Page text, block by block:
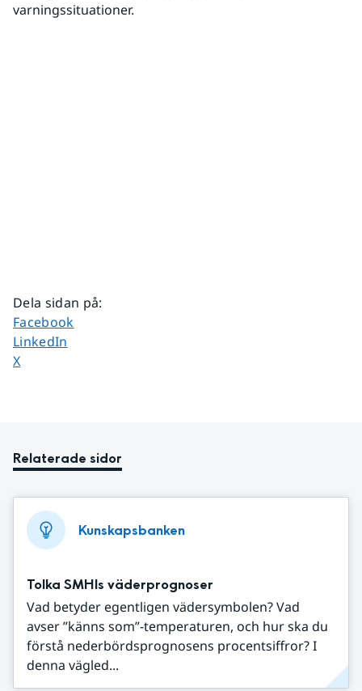
varningssituationer.
Dela sidan på:
Dela sidan på
Facebook
Dela sidan på
LinkedIn
Dela sidan på
X
Relaterade sidor
Kunskapsbanken
Tolka SMHIs väderprognoser
Vad betyder egentligen vädersymbolen? Vad
avser ”känns som”-temperaturen, och hur ska du
förstå nederbördsprognosens procentsiffror? I
denna vägled...